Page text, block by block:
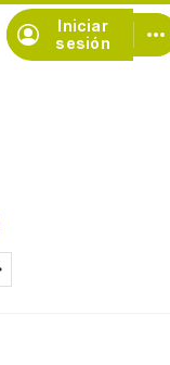
Iniciar
sesión